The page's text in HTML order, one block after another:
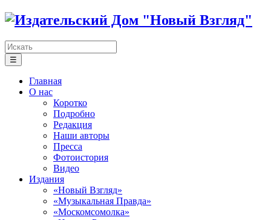
☰
Главная
О нас
Коротко
Подробно
Редакция
Наши авторы
Пресса
Фотоистория
Видео
Издания
«Новый Взгляд»
«Музыкальная Правда»
«Москомсомолка»